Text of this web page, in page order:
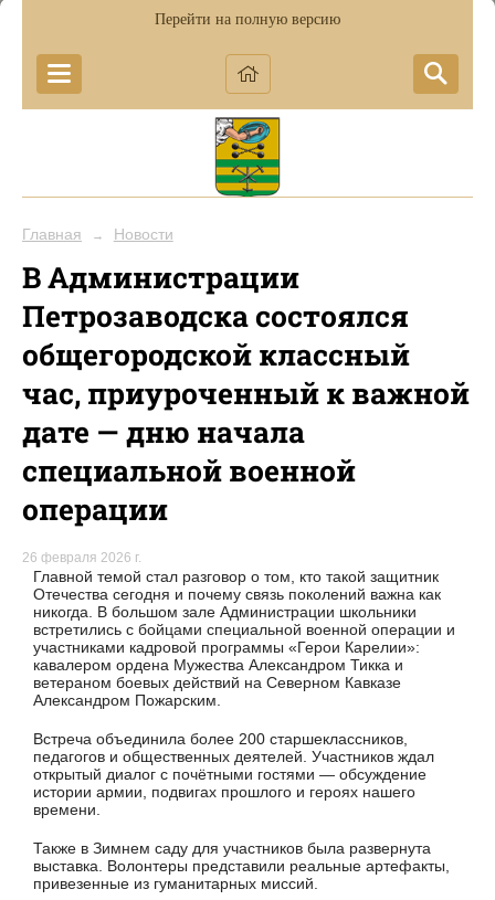
Перейти на полную версию
Главная → Новости
В Администрации
Петрозаводска состоялся
общегородской классный
час, приуроченный к важной
дате — дню начала
специальной военной
операции
26 февраля 2026 г.
Главной темой стал разговор о том, кто такой защитник
Отечества сегодня и почему связь поколений важна как
никогда. В большом зале Администрации школьники
встретились с бойцами специальной военной операции и
участниками кадровой программы «Герои Карелии»:
кавалером ордена Мужества Александром Тикка и
ветераном боевых действий на Северном Кавказе
Александром Пожарским.
Встреча объединила более 200 старшеклассников,
педагогов и общественных деятелей. Участников ждал
открытый диалог с почётными гостями — обсуждение
истории армии, подвигах прошлого и героях нашего
времени.
Также в Зимнем саду для участников была развернута
выставка. Волонтеры представили реальные артефакты,
привезенные из гуманитарных миссий.